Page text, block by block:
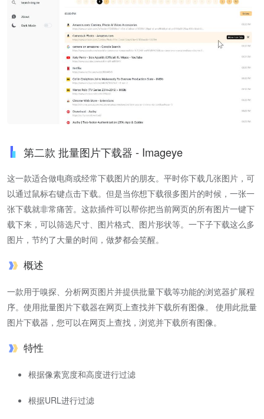
第二款 批量图片下载器 - Imageye
这一款适合做电商或经常下载图片的朋友。平时你下载几张图片，可
以通过鼠标右键点击下载。但是当你想下载很多图片的时候，一张一
张下载就非常痛苦。这款插件可以帮你把当前网页的所有图片一键下
载下来，可以筛选尺寸、图片格式、图片形状等。一下子下载这么多
图片，节约了大量的时间，做梦都会笑醒。
概述
一款用于嗅探、分析网页图片并提供批量下载等功能的浏览器扩展程
序。使用批量图片下载器在网页上查找并下载所有图像。 使用此批量
图片下载器，您可以在网页上查找，浏览并下载所有图像。
特性
根据像素宽度和高度进行过滤
根据URL进行过滤